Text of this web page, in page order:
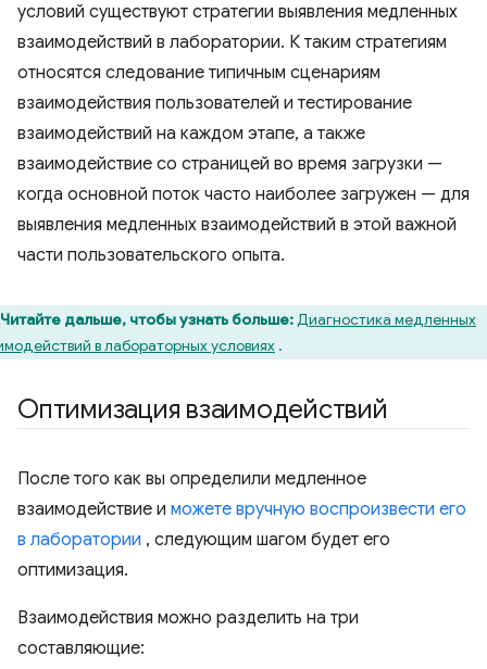
условий существуют стратегии выявления медленных
взаимодействий в лаборатории. К таким стратегиям
относятся следование типичным сценариям
взаимодействия пользователей и тестирование
взаимодействий на каждом этапе, а также
взаимодействие со страницей во время загрузки —
когда основной поток часто наиболее загружен — для
выявления медленных взаимодействий в этой важной
части пользовательского опыта.
Читайте дальше, чтобы узнать больше:Диагностика медленных
в лабораторных условиях .
Оптимизация взаимодействий
После того как вы определили медленное
взаимодействие и можете вручную воспроизвести его
в лаборатории , следующим шагом будет его
оптимизация.
Взаимодействия можно разделить на три
составляющие: